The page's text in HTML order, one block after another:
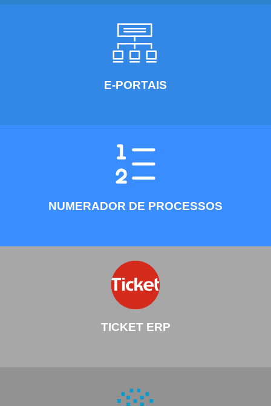
E-PORTAIS
NUMERADOR DE PROCESSOS
TICKET ERP